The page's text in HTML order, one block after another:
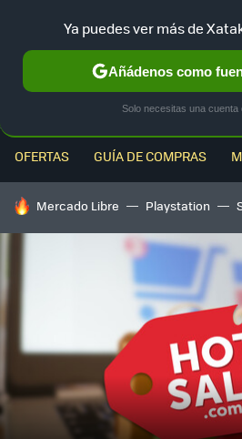
OFERTAS GUÍA DE COMPRAS
HOY SE HABLA DE
Mercado Libre Playstation
Ya puedes ver más de
Añádenos como
Solo necesitas una cuenta